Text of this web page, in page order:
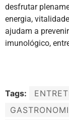
desfrutar
energia,
ajudam a
imunológico,
Tags: